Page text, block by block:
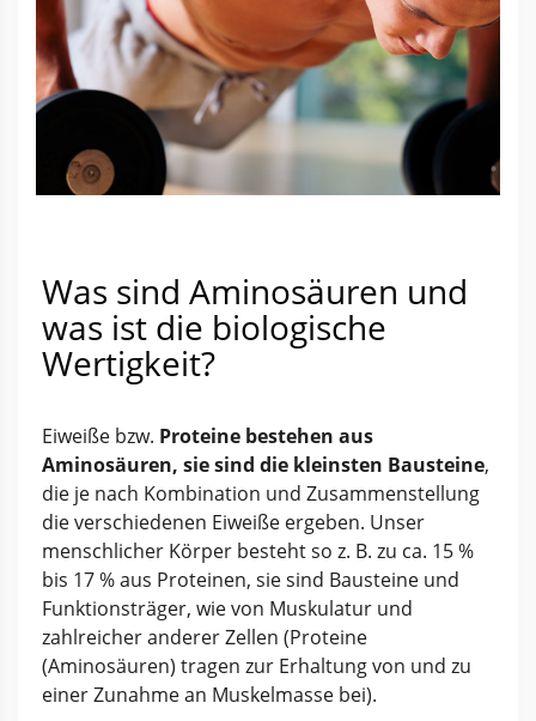
Was sind Aminosäuren und
was ist die biologische
Wertigkeit?
Eiweiße bzw. Proteine bestehen aus
Aminosäuren, sie sind die kleinsten Bausteine,
die je nach Kombination und Zusammenstellung
die verschiedenen Eiweiße ergeben. Unser
menschlicher Körper besteht so z. B. zu ca. 15 %
bis 17 % aus Proteinen, sie sind Bausteine und
Funktionsträger, wie von Muskulatur und
zahlreicher anderer Zellen (Proteine
(Aminosäuren) tragen zur Erhaltung von und zu
einer Zunahme an Muskelmasse bei).